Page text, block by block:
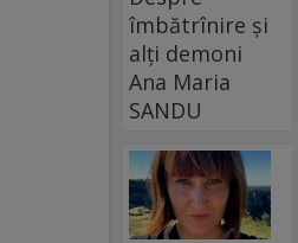
îmbătrînire și
alți demoni
Ana Maria
SANDU